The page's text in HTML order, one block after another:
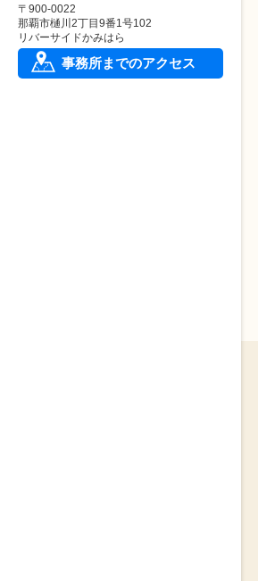
〒900-0022
那覇市樋川2丁目9番1号102
リバーサイドかみはら
事務所までのアクセス